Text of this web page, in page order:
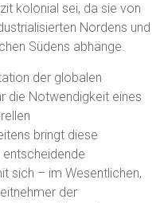
kolonial sei, da sie von
Nordens und
Südens abhänge.
der globalen
die Notwendigkeit eines
bringt diese
sich – im Wesentlichen,
der